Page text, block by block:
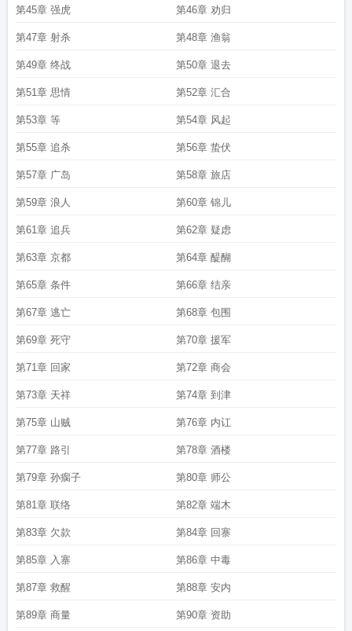
第45章 强虎 第46章 劝归
第47章 射杀 第48章 渔翁
第49章 终战 第50章 退去
第51章 思情 第52章 汇合
第53章 等 第54章 风起
第55章 追杀 第56章 蛰伏
第57章 广岛 第58章 旅店
第59章 浪人 第60章 锦儿
第61章 追兵 第62章 疑虑
第63章 京都 第64章 醍醐
第65章 条件 第66章 结亲
第67章 逃亡 第68章 包围
第69章 死守 第70章 援军
第71章 回家 第72章 商会
第73章 天祥 第74章 到津
第75章 山贼 第76章 内讧
第77章 路引 第78章 酒楼
第79章 孙瘸子 第80章 师公
第81章 联络 第82章 端木
第83章 欠款 第84章 回寨
第85章 入寨 第86章 中毒
第87章 救醒 第88章 安内
第89章 商量 第90章 资助